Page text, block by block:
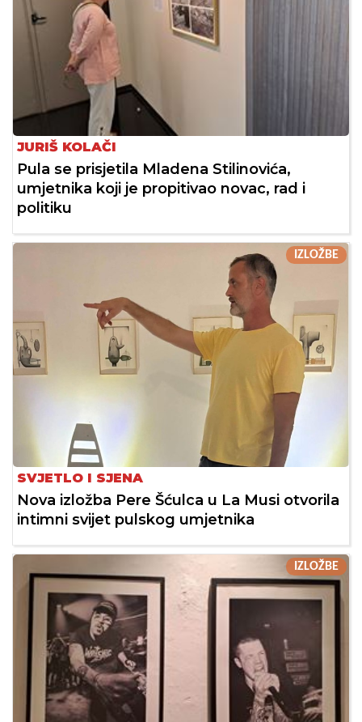
JURIŠ KOLAČI
Pula se prisjetila Mladena Stilinovića,
umjetnika koji je propitivao novac, rad i
politiku
IZLOŽBE
SVJETLO I SJENA
Nova izložba Pere Šćulca u La Musi otvorila
intimni svijet pulskog umjetnika
IZLOŽBE